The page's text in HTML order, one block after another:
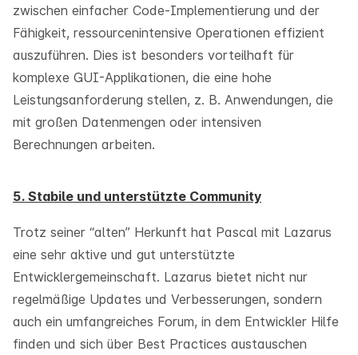
zwischen einfacher Code-Implementierung und der
Fähigkeit, ressourcenintensive Operationen effizient
auszuführen. Dies ist besonders vorteilhaft für
komplexe GUI-Applikationen, die eine hohe
Leistungsanforderung stellen, z. B. Anwendungen, die
mit großen Datenmengen oder intensiven
Berechnungen arbeiten.
5. Stabile und unterstützte Community
Trotz seiner “alten” Herkunft hat Pascal mit Lazarus
eine sehr aktive und gut unterstützte
Entwicklergemeinschaft. Lazarus bietet nicht nur
regelmäßige Updates und Verbesserungen, sondern
auch ein umfangreiches Forum, in dem Entwickler Hilfe
finden und sich über Best Practices austauschen